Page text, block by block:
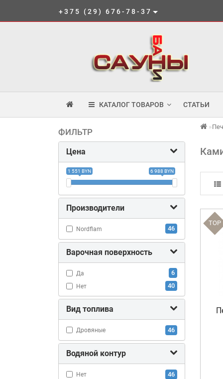
+375 (29) 676-78-37
КАТАЛОГ ТОВАРОВ СТАТЬИ
ФИЛЬТР
Цена
1 551 BYN 6 988 BYN
Производители
Nordflam 46
Варочная поверхность
Да 6
Нет 40
Вид топлива
Дровяные 46
Водяной контур
Нет 46
TOP